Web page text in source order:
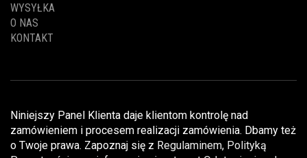
WYSYŁKA
O NAS
KONTAKT
Niniejszy Panel Klienta daje klientom kontrolę nad
zamówieniem i procesem realizacji zamówienia. Dbamy też
o Twoje prawa. Zapoznaj się z Regulaminem, Polityką